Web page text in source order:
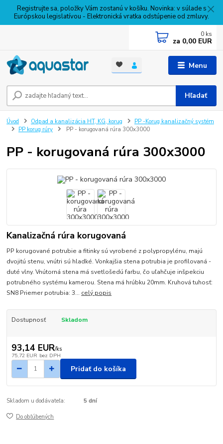
Registrujte sa, položky Vám zostanú v košíku. Novinka: v súlade s
Európskou legislatívou - Elektronická vratka odstúpenie od zmluvy.
Menu
Hľadať
0 ks
za 0,00 EUR
Úvod Odpad a kanalizácia HT, KG, korug
PP -Korug kanalizačný systém
PP korug rúry
PP - korugovaná rúra 300x3000
PP - korugovaná rúra 300x3000
Kanalizačná rúra korugovaná
PP korugované potrubie a fitinky sú vyrobené z polypropylénu, majú
dvojitú stenu, vnútri sú hladké. Vonkajšia stena potrubia je profilovaná -
duté vlny. Vnútorná stena má svetlošedú farbu, čo uľahčuje inšpekciu
potrubného systému kamerou. Stena má hrúbku 20mm. Kruhová tuhosť:
SN8 Priemer potrubia: 3... celý popis
Dostupnosť Skladom
93,14 EUR/ks
75,72 EUR bez DPH
Pridať do košíka
Skladom u dodávateľa: 5 dní
Do obľúbených